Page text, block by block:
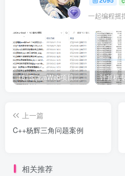
一起编程摇
161套javaWeb项目源码免费分享
上一篇
C++杨辉三角问题案例
相关推荐